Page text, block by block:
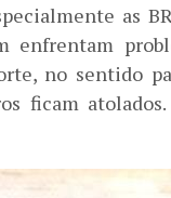
as
enfrentam
no sentido
ficam